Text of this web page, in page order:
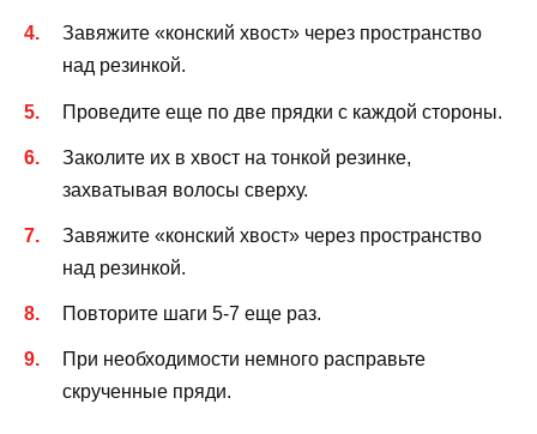
Завяжите «конский хвост» через пространство
над резинкой.
Проведите еще по две прядки с каждой стороны.
Заколите их в хвост на тонкой резинке,
захватывая волосы сверху.
Завяжите «конский хвост» через пространство
над резинкой.
Повторите шаги 5-7 еще раз.
При необходимости немного расправьте
скрученные пряди.